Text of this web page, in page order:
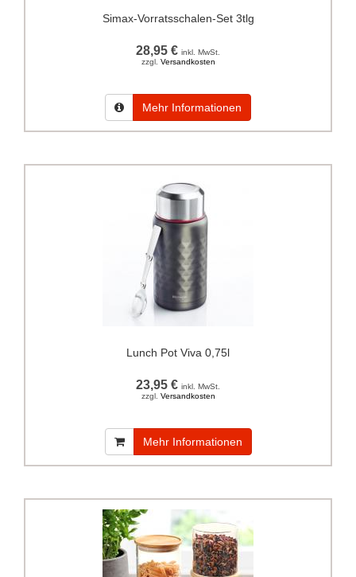
Simax-Vorratsschalen-Set 3tlg
28,95 € inkl. MwSt.
zzgl. Versandkosten
Mehr Informationen
Lunch Pot Viva 0,75l
23,95 € inkl. MwSt.
zzgl. Versandkosten
Mehr Informationen